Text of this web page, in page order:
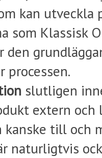
kan utveckla
som Klassisk
den
processen.
slutligen
extern och
till och
naturligtvis